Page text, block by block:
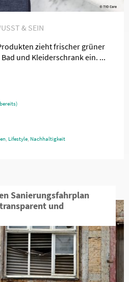
& SEIN
zieht frischer grüner
und Kleiderschrank ein. ...
, Lifestyle, Nachhaltigkeit
Sanierungsfahrplan
und